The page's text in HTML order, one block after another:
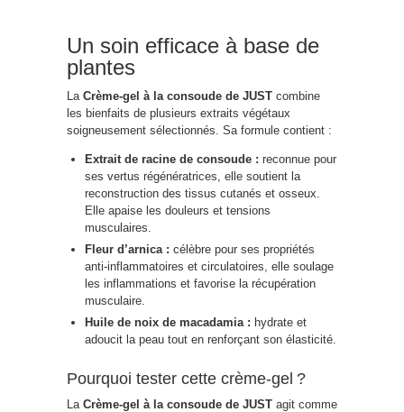
Un soin efficace à base de
plantes
La Crème-gel à la consoude de JUST combine
les bienfaits de plusieurs extraits végétaux
soigneusement sélectionnés. Sa formule contient :
Extrait de racine de consoude : reconnue pour
ses vertus régénératrices, elle soutient la
reconstruction des tissus cutanés et osseux.
Elle apaise les douleurs et tensions
musculaires.
Fleur d’arnica : célèbre pour ses propriétés
anti-inflammatoires et circulatoires, elle soulage
les inflammations et favorise la récupération
musculaire.
Huile de noix de macadamia : hydrate et
adoucit la peau tout en renforçant son élasticité.
Pourquoi tester cette crème-gel ?
La Crème-gel à la consoude de JUST agit comme